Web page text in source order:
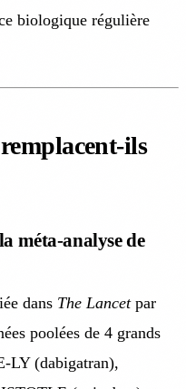
biologique régulière
ils
méta-analyse de
dans The Lancetpar
poolées de 4 grands
LY (dabigatran),